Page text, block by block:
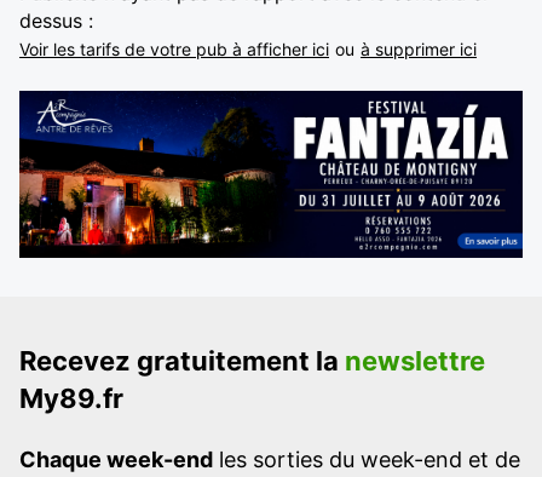
dessus :
Voir les tarifs de votre pub à afficher ici ou à supprimer ici
Recevez gratuitement la newslettre
My89.fr
Chaque week-end les sorties du week-end et de